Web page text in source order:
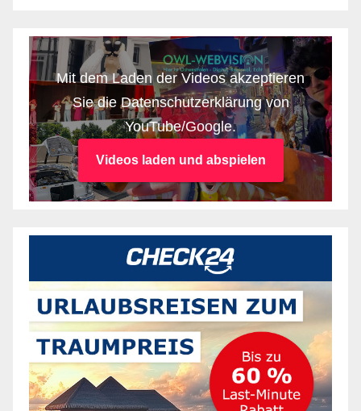
Mit dem Laden der Videos akzeptieren
Sie die Datenschutzerklärung von
YouTube/Google.
Videos laden und abspielen